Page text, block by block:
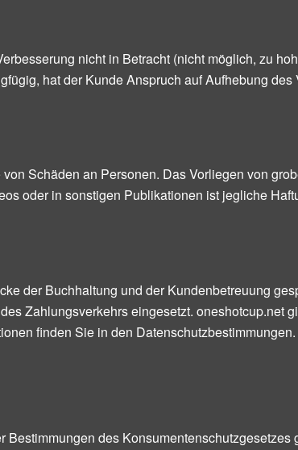
nicht in Betracht (nicht möglich, zu
hat der Kunde Anspruch auf Aufhebung des
Schäden an Personen. Das Vorliegen von
oder in sonstigen Publikationen ist jegliche
der Buchhaltung und der Kundenbetreuung
Zahlungsverkehrs eingesetzt. oneshotcup.net
finden Sie in den Datenschutzbestimmungen.
des Konsumentenschutzgesetzes